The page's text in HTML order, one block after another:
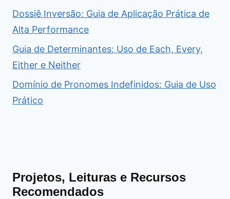
Dossiê Inversão: Guia de Aplicação Prática de
Alta Performance
Guia de Determinantes: Uso de Each, Every,
Either e Neither
Domínio de Pronomes Indefinidos: Guia de Uso
Prático
Projetos, Leituras e Recursos
Recomendados